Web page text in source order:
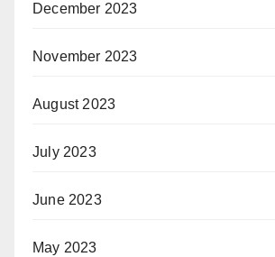
December 2023
November 2023
August 2023
July 2023
June 2023
May 2023